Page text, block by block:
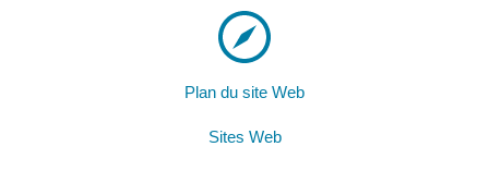
Plan du site Web
Sites Web